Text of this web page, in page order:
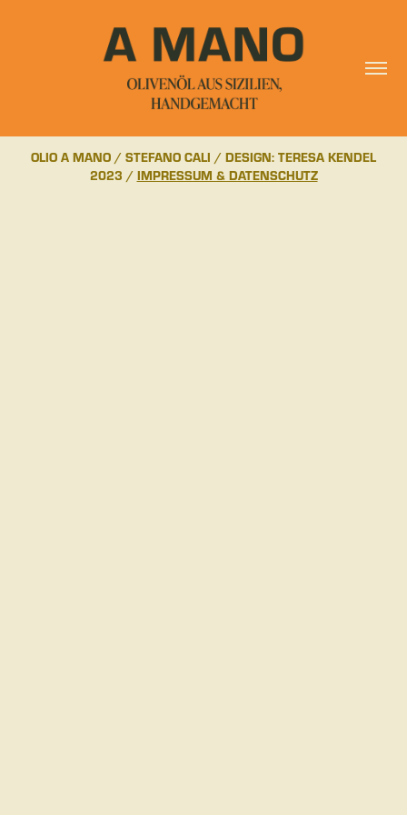
OLIO A MANO / STEFANO CALI / DESIGN: TERESA KENDEL
2023 / IMPRESSUM & DATENSCHUTZ